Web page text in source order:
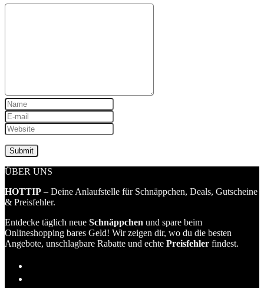
ÜBER UNS
HOTTIP – Deine Anlaufstelle für Schnäppchen, Deals, Gutscheine
& Preisfehler.
Entdecke täglich neue Schnäppchen und spare beim
Onlineshopping bares Geld! Wir zeigen dir, wo du die besten
Angebote, unschlagbare Rabatte und echte Preisfehler findest.